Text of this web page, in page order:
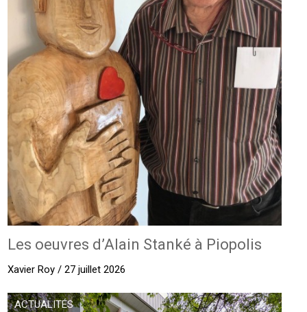
Les oeuvres d’Alain Stanké à Piopolis
Xavier Roy / 27 juillet 2026
ACTUALITÉS